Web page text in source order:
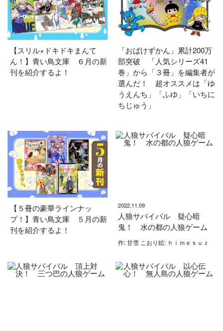
【スリル×ドキドキまんて
ん！】青い鳥文庫 ６月の新
刊を紹介するよ！
「おばけずかん」累計200万
部突破 「人気シリーズ41
巻」から「３冊」を編集者が
選んだ！ 超オススメは「ゆ
うえんち」「ふゆ」「いちに
ちじゅう」
【５冊の豪華ラインナッ
プ！】青い鳥文庫 ５月の新
刊を紹介するよ！
2022.11.09
人狼サバイバル 疑心暗
鬼！ 水の都の人狼ゲーム
作: 甘雪 こおり絵: ｈｉｍｅｓｕｚ